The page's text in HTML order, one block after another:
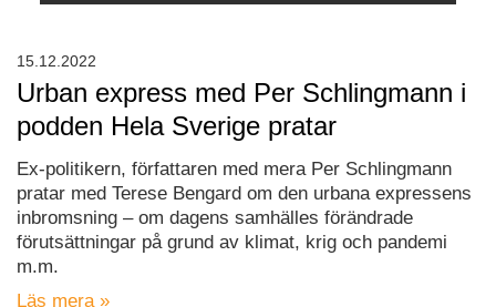
Urban express med Per Schlingmann i
podden Hela Sverige pratar
Ex-politikern, författaren med mera Per Schlingmann
pratar med Terese Bengard om den urbana expressens
inbromsning – om dagens samhälles förändrade
förutsättningar på grund av klimat, krig och pandemi
m.m.
Läs mera »
15.12.2022